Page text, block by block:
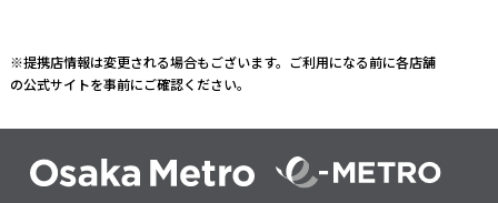
※提携店情報は変更される場合もございます。ご利用になる前に各店舗
の公式サイトを事前にご確認ください。